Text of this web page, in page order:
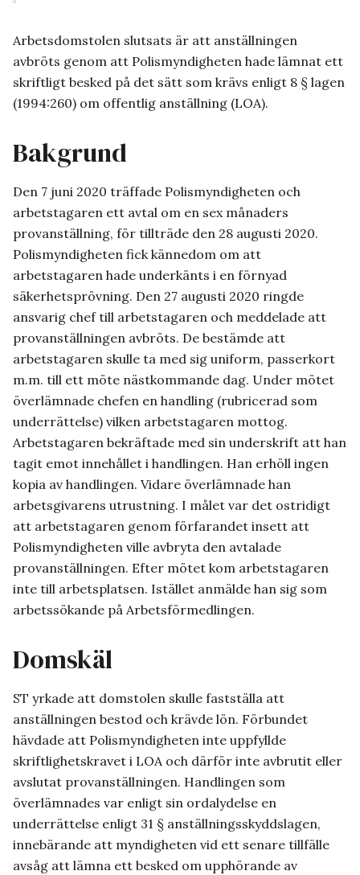
Arbetsdomstolen slutsats är att anställningen
avbröts genom att Polismyndigheten hade lämnat ett
skriftligt besked på det sätt som krävs enligt 8 § lagen
(1994:260) om offentlig anställning (LOA).
Bakgrund
Den 7 juni 2020 träffade Polismyndigheten och
arbetstagaren ett avtal om en sex månaders
provanställning, för tillträde den 28 augusti 2020.
Polismyndigheten fick kännedom om att
arbetstagaren hade underkänts i en förnyad
säkerhetsprövning. Den 27 augusti 2020 ringde
ansvarig chef till arbetstagaren och meddelade att
provanställningen avbröts. De bestämde att
arbetstagaren skulle ta med sig uniform, passerkort
m.m. till ett möte nästkommande dag. Under mötet
överlämnade chefen en handling (rubricerad som
underrättelse) vilken arbetstagaren mottog.
Arbetstagaren bekräftade med sin underskrift att han
tagit emot innehållet i handlingen. Han erhöll ingen
kopia av handlingen. Vidare överlämnade han
arbetsgivarens utrustning. I målet var det ostridigt
att arbetstagaren genom förfarandet insett att
Polismyndigheten ville avbryta den avtalade
provanställningen. Efter mötet kom arbetstagaren
inte till arbetsplatsen. Istället anmälde han sig som
arbetssökande på Arbetsförmedlingen.
Domskäl
ST yrkade att domstolen skulle fastställa att
anställningen bestod och krävde lön. Förbundet
hävdade att Polismyndigheten inte uppfyllde
skriftlighetskravet i LOA och därför inte avbrutit eller
avslutat provanställningen. Handlingen som
överlämnades var enligt sin ordalydelse en
underrättelse enligt 31 § anställningsskyddslagen,
innebärande att myndigheten vid ett senare tillfälle
avsåg att lämna ett besked om upphörande av